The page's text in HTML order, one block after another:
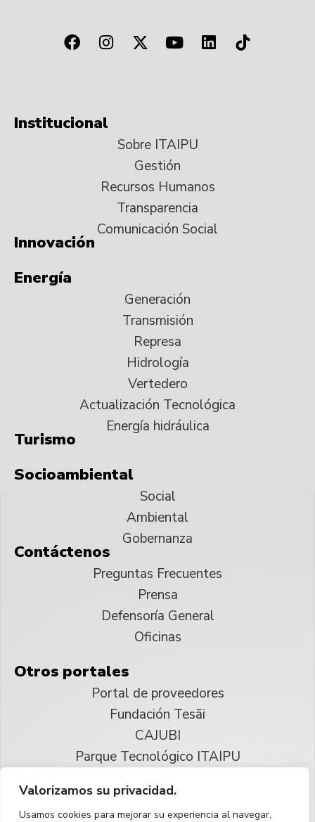
Valorizamos su privacidad.
Usamos cookies para mejorar su experiencia al navegar,
Institucional
Sobre ITAIPU
Gestión
Recursos Humanos
Transparencia
Comunicación Social
Innovación
Energía
Generación
Transmisión
Represa
Hidrología
Vertedero
Actualización Tecnológica
Energía hidráulica
Turismo
Socioambiental
Social
Ambiental
Gobernanza
Contáctenos
Preguntas Frecuentes
Prensa
Defensoría General
Oficinas
Otros portales
Portal de proveedores
Fundación Tesãi
CAJUBI
Parque Tecnológico ITAIPU